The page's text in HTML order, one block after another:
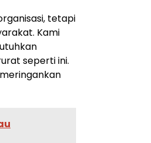
tetapi
Kami
seperti ini.